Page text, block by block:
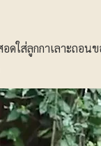
ใส่ลูกกาเลาะถอนข